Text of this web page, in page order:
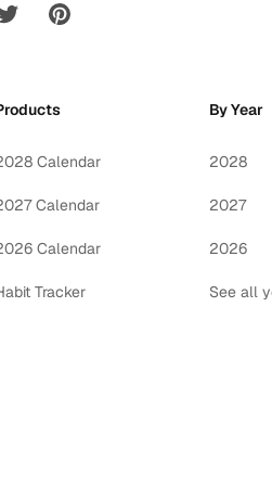
Pinterest
Calendar
Calendar
Calendar
Tracker
By Year
2028
2027
2026
See all